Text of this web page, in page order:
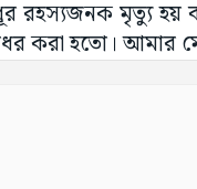
রহস্যজনক মৃত্যু হয়
করা হতো। আমার